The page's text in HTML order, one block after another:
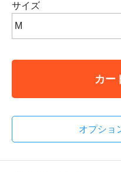
サイズ
カー
オプショ